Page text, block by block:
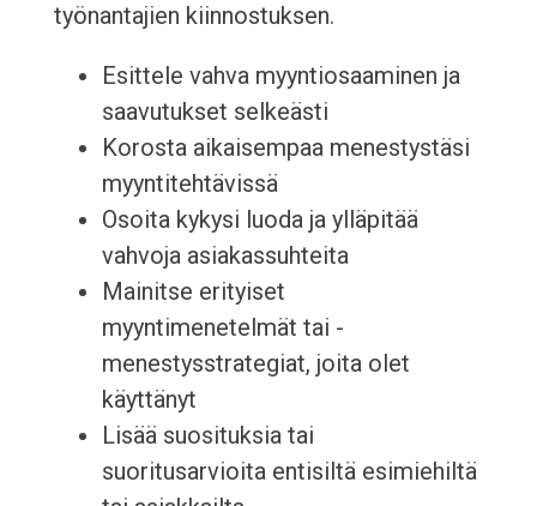
työnantajien kiinnostuksen.
Esittele vahva myyntiosaaminen ja
saavutukset selkeästi
Korosta aikaisempaa menestystäsi
myyntitehtävissä
Osoita kykysi luoda ja ylläpitää
vahvoja asiakassuhteita
Mainitse erityiset
myyntimenetelmät tai -
menestysstrategiat, joita olet
käyttänyt
Lisää suosituksia tai
suoritusarvioita entisiltä esimiehiltä